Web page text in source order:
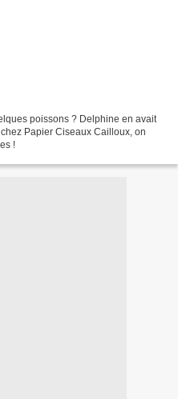
poissons ? Delphine en avait
Papier Ciseaux Cailloux, on
!